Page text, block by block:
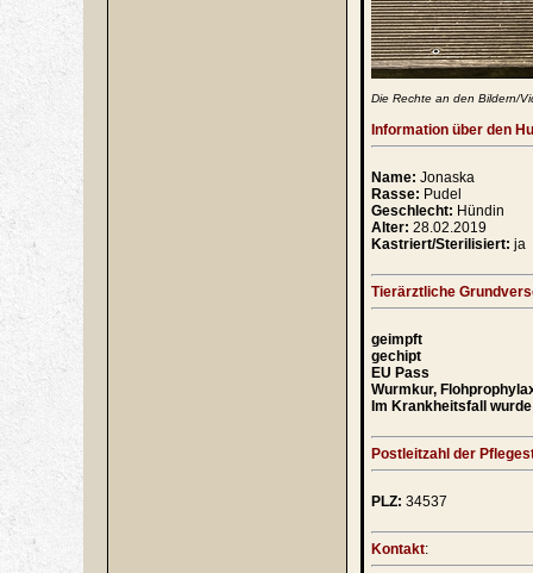
Die Rechte an den Bildern/
Information über den
Name: Jonaska
Rasse: Pudel
Geschlecht: Hündin
Alter: 28.02.2019
Kastriert/Sterilisiert: ja
Tierärztliche
geimpft
gechipt
EU Pass
Wurmkur,
Im Krankheitsfall
Postleitzahl der
PLZ: 34537
Kontakt: